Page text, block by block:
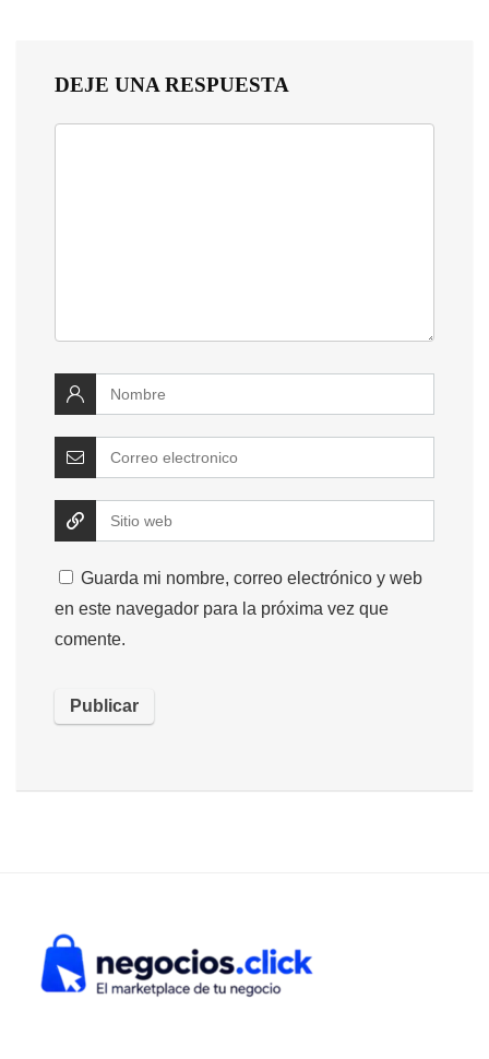
DEJE UNA RESPUESTA
Guarda mi nombre, correo electrónico y web
en este navegador para la próxima vez que
comente.